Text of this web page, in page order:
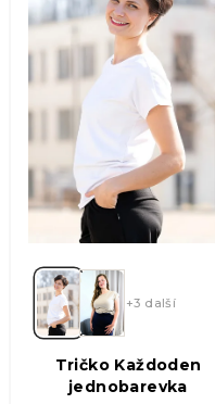
hvězdiček.
+3 další
Tričko Každoden
jednobarevka